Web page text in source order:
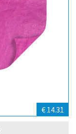
€ 14.31